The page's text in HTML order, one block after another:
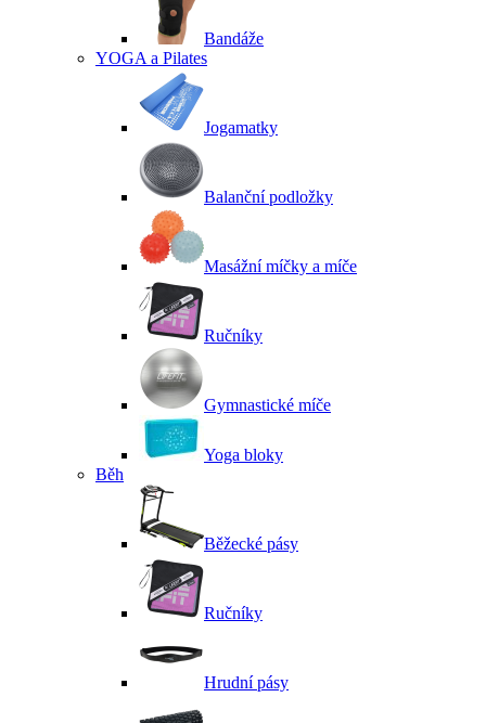
Bandáže
YOGA a Pilates
Jogamatky
Balanční podložky
Masážní míčky a míče
Ručníky
Gymnastické míče
Yoga bloky
Běh
Běžecké pásy
Ručníky
Hrudní pásy